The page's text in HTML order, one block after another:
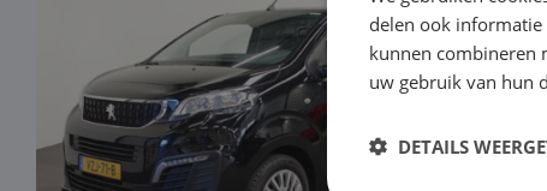
delen ook informatie
kunnen combineren
uw gebruik van hun
DETAILS